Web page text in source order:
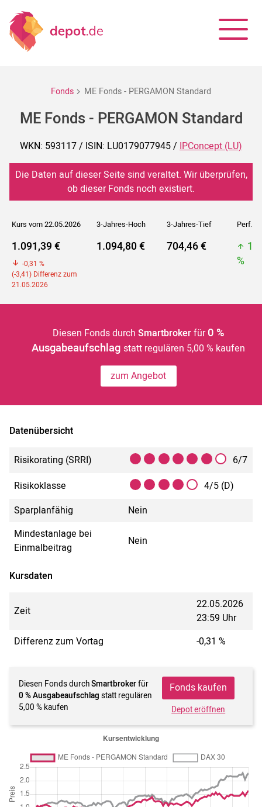
Fonds ME Fonds - PERGAMON Standard
ME Fonds - PERGAMON Standard
WKN: 593117 / ISIN: LU0179077945 / IPConcept (LU)
Die Daten auf dieser Seite sind veraltet. Wir überprüfen,
ob dieser Fonds noch existiert.
Kurs vom 22.05.2026 3-Jahres-Hoch 3-Jahres-Tief Perf. 5J
1.091,39 €
-0,31 %
(-3,41) Differenz zum
21.05.2026
1.094,80 € 704,46 €
%
Diesen Fonds durch Smartbrokerfür 0 %
Ausgabeaufschlagstatt regulären 5,00 % kaufen
zum Angebot
Datenübersicht
Risikorating (SRRI)
6/7
Risikoklasse
4/5 (D)
Sparplanfähig
Nein
Mindestanlage bei
Einmalbeitrag
Nein
Kursdaten
Zeit
22.05.2026
23:59 Uhr
Differenz zum Vortag
-0,31 %
Diesen Fonds durchSmartbrokerfür
0 % Ausgabeaufschlag statt regulären
5,00 % kaufen
Fonds kaufen
Depot eröffnen